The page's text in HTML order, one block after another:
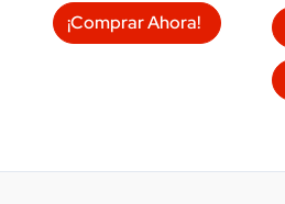
¡Comprar Ahora!